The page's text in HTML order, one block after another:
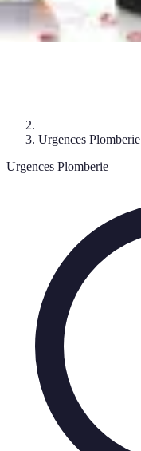
Urgences Plomberie
Urgences Plomberie